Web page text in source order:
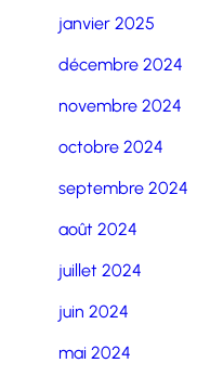
janvier 2025
décembre 2024
novembre 2024
octobre 2024
septembre 2024
août 2024
juillet 2024
juin 2024
mai 2024